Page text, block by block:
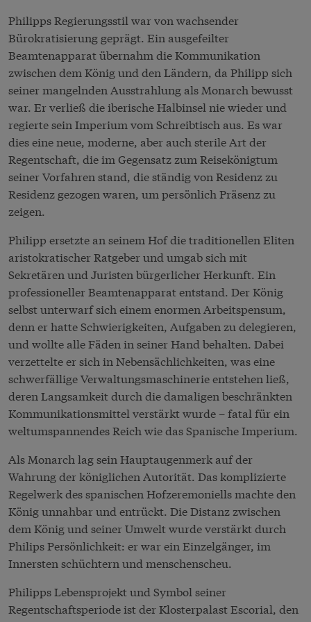
Philipps Regierungsstil war von wachsender
Bürokratisierung geprägt. Ein ausgefeilter
Beamtenapparat übernahm die Kommunikation
zwischen dem König und den Ländern, da Philipp sich
seiner mangelnden Ausstrahlung als Monarch bewusst
war. Er verließ die iberische Halbinsel nie wieder und
regierte sein Imperium vom Schreibtisch aus. Es war
dies eine neue, moderne, aber auch sterile Art der
Regentschaft, die im Gegensatz zum Reisekönigtum
seiner Vorfahren stand, die ständig von Residenz zu
Residenz gezogen waren, um persönlich Präsenz zu
zeigen.
Philipp ersetzte an seinem Hof die traditionellen Eliten
aristokratischer Ratgeber und umgab sich mit
Sekretären und Juristen bürgerlicher Herkunft. Ein
professioneller Beamtenapparat entstand. Der König
selbst unterwarf sich einem enormen Arbeitspensum,
denn er hatte Schwierigkeiten, Aufgaben zu delegieren,
und wollte alle Fäden in seiner Hand behalten. Dabei
verzettelte er sich in Nebensächlichkeiten, was eine
schwerfällige Verwaltungsmaschinerie entstehen ließ,
deren Langsamkeit durch die damaligen beschränkten
Kommunikationsmittel verstärkt wurde – fatal für ein
weltumspannendes Reich wie das Spanische Imperium.
Als Monarch lag sein Hauptaugenmerk auf der
Wahrung der königlichen Autorität. Das komplizierte
Regelwerk des spanischen Hofzeremoniells machte den
König unnahbar und entrückt. Die Distanz zwischen
dem König und seiner Umwelt wurde verstärkt durch
Philips Persönlichkeit: er war ein Einzelgänger, im
Innersten schüchtern und menschenscheu.
Philipps Lebensprojekt und Symbol seiner
Regentschaftsperiode ist der Klosterpalast Escorial, den